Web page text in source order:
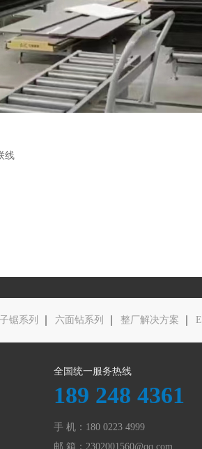
线
锯系列 六面钻系列 整厂解决方案
全国统一服务热线
189 248 4361
手 机：180 0223 4999
邮 箱： 2302001560@qq.com